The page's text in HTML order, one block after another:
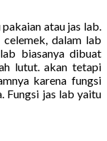
atau jas lab.
dalam lab
biasanya dibuat
lutut. akan tetapi
karena fungsi
Fungsi jas lab yaitu